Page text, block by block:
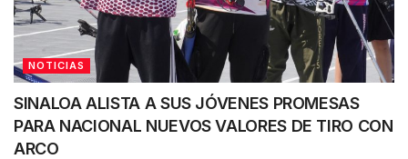
NOTICIAS
SINALOA ALISTA A SUS JÓVENES PROMESAS
PARA NACIONAL NUEVOS VALORES DE TIRO CON
ARCO